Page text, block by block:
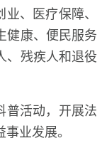
、医疗保障、
健康、便民服务
、残疾人和退役
普活动，开展法
业发展。